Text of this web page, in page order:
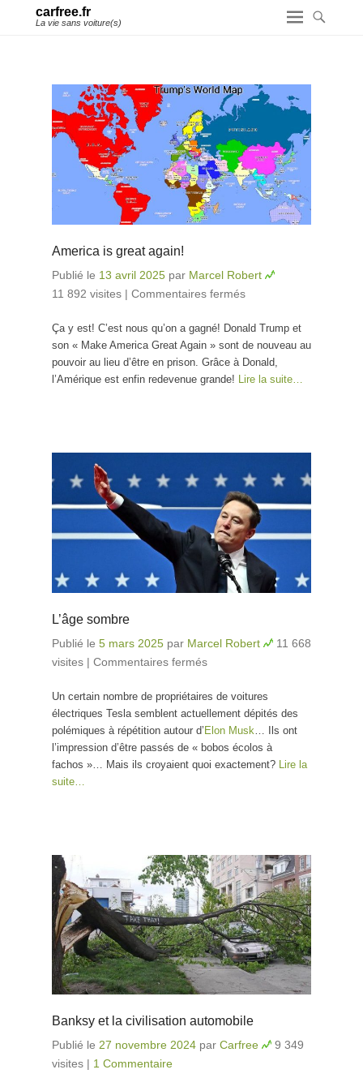
carfree.fr
La vie sans voiture(s)
America is great again!
Publié le 13 avril 2025 par Marcel Robert
11 892 visites | Commentaires fermés
Ça y est! C’est nous qu’on a gagné! Donald Trump et
son « Make America Great Again » sont de nouveau au
pouvoir au lieu d’être en prison. Grâce à Donald,
l’Amérique est enfin redevenue grande!
Lire la suite…
L’âge sombre
Publié le 5 mars 2025 par Marcel Robert
11 668
visites | Commentaires fermés
Un certain nombre de propriétaires de voitures
électriques Tesla semblent actuellement dépités des
polémiques à répétition autour d’Elon Musk … Ils ont
l’impression d’être passés de « bobos écolos à
fachos »… Mais ils croyaient quoi exactement? Lire la
suite…
Banksy et la civilisation automobile
Publié le 27 novembre 2024 par Carfree
9 349
visites | 1 Commentaire